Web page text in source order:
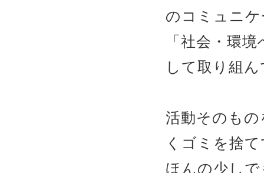
のコミュニ
「社会・環
して取り組
活動そのも
くゴミを捨
ほんの少し